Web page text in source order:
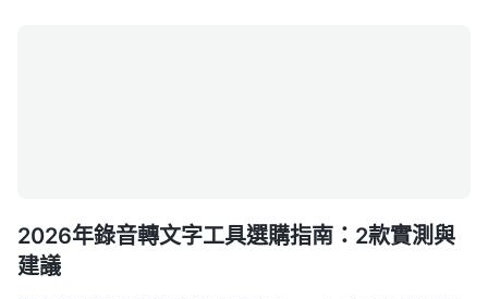
2026年錄音轉文字工具選購指南：2款實測與
建議